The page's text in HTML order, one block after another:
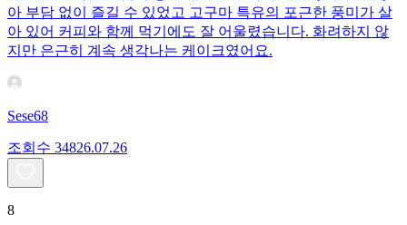
아 부담 없이 즐길 수 있었고 고구마 특유의 포근한 풍미가 살
아 있어 커피와 함께 먹기에도 잘 어울렸습니다. 화려하지 않
지만 은근히 계속 생각나는 케이크였어요.
Sese68
조회수 34826.07.26
8